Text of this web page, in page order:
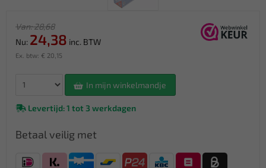
Van: 28,68
Nu: 24,38 inc. BTW
Ex. btw: € 20,15
In mijn winkelmandje
Levertijd: 1 tot 3 werkdagen
Betaal veilig met